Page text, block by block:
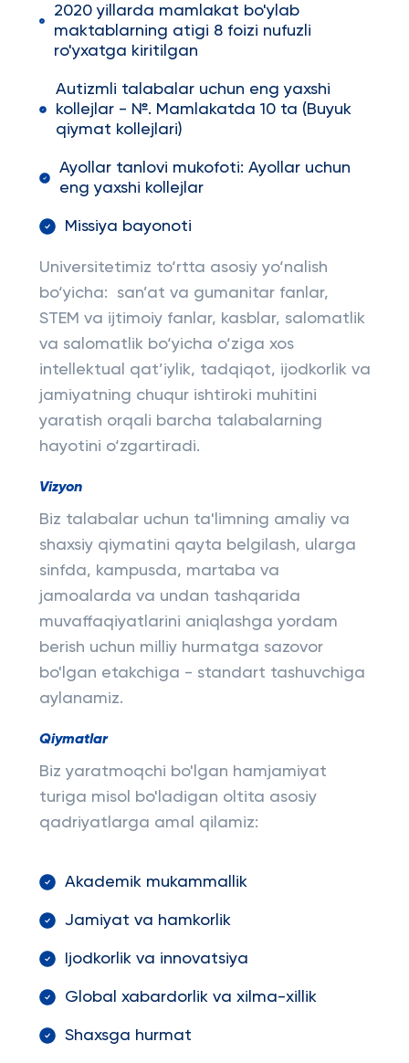
2020 yillarda mamlakat bo'ylab
maktablarning atigi 8 foizi nufuzli
ro'yxatga kiritilgan
Autizmli talabalar uchun eng yaxshi
kollejlar - №. Mamlakatda 10 ta (Buyuk
qiymat kollejlari)
Ayollar tanlovi mukofoti: Ayollar uchun
eng yaxshi kollejlar
Missiya bayonoti
Universitetimiz to‘rtta asosiy yo‘nalish
bo‘yicha: san’at va gumanitar fanlar,
STEM va ijtimoiy fanlar, kasblar, salomatlik
va salomatlik bo‘yicha o‘ziga xos
intellektual qat’iylik, tadqiqot, ijodkorlik va
jamiyatning chuqur ishtiroki muhitini
yaratish orqali barcha talabalarning
hayotini o‘zgartiradi.
Vizyon
Biz talabalar uchun ta'limning amaliy va
shaxsiy qiymatini qayta belgilash, ularga
sinfda, kampusda, martaba va
jamoalarda va undan tashqarida
muvaffaqiyatlarini aniqlashga yordam
berish uchun milliy hurmatga sazovor
bo'lgan etakchiga - standart tashuvchiga
aylanamiz.
Qiymatlar
Biz yaratmoqchi bo'lgan hamjamiyat
turiga misol bo'ladigan oltita asosiy
qadriyatlarga amal qilamiz:
Akademik mukammallik
Jamiyat va hamkorlik
Ijodkorlik va innovatsiya
Global xabardorlik va xilma-xillik
Shaxsga hurmat